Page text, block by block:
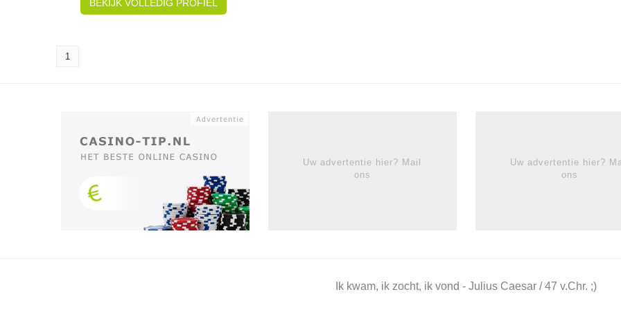
BEKIJK VOLLEDIG PROFIEL
1
Uw advertentie hier? Mail
ons
Uw advertentie hier?
ons
Ik kwam, ik zocht, ik vond - Julius Caesar / 47 v.Chr. ;)